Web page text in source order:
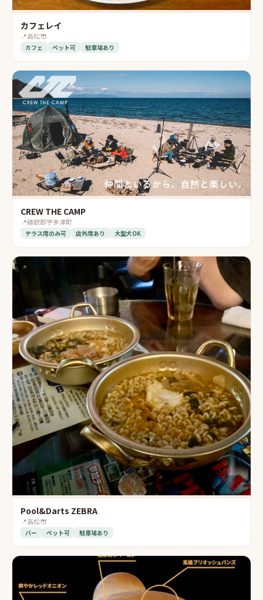
カフェレイ
📍高松市
カフェ ペット可 駐車場あり
CREW THE CAMP
📍綾歌郡宇多津町
テラス席のみ可 店外席あり 大型犬OK
Pool&Darts ZEBRA
📍高松市
バー ペット可 駐車場あり